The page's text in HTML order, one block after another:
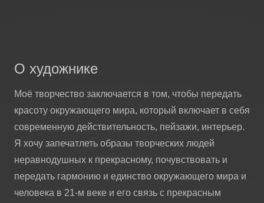
О художнике
Моё творчество заключается в том, чтобы передать
красоту окружающего мира, который включает в себя
современную действительность, пейзажи, интерьер.
Я хочу запечатлеть образы творческих людей
неравнодушных к прекрасному, почувствовать и
передать гармонию и единство окружающего мира и
человека в 21-м веке и его связь с прекрасным